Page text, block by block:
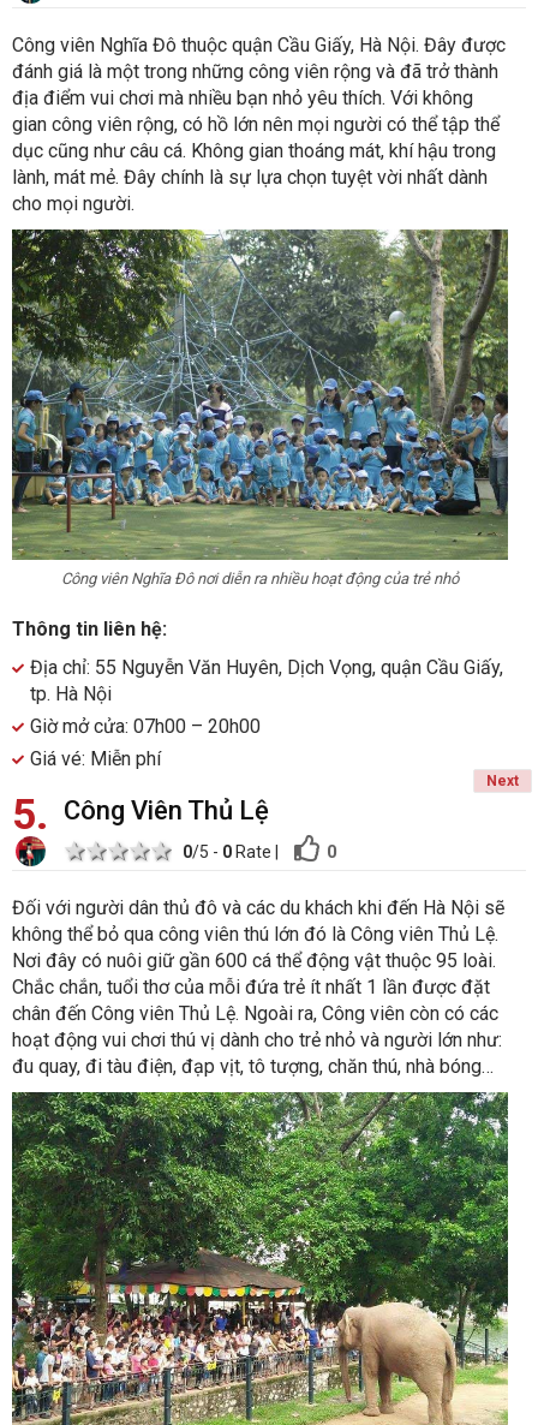
Công viên Nghĩa Đô thuộc quận Cầu Giấy, Hà Nội. Đây được
đánh giá là một trong những công viên rộng và đã trở thành
địa điểm vui chơi mà nhiều bạn nhỏ yêu thích. Với không
gian công viên rộng, có hồ lớn nên mọi người có thể tập thể
dục cũng như câu cá. Không gian thoáng mát, khí hậu trong
lành, mát mẻ. Đây chính là sự lựa chọn tuyệt vời nhất dành
cho mọi người.
Công viên Nghĩa Đô nơi diễn ra nhiều hoạt động của trẻ nhỏ
Thông tin liên hệ:
Địa chỉ: 55 Nguyễn Văn Huyên, Dịch Vọng, quận Cầu Giấy,
tp. Hà Nội
Giờ mở cửa: 07h00 – 20h00
Giá vé: Miễn phí
Next
5 Công Viên Thủ Lệ
5 stars
4 stars
3 stars
2 stars
1 star 0/5 - 0Rate 0
Đối với người dân thủ đô và các du khách khi đến Hà Nội sẽ
không thể bỏ qua công viên thú lớn đó là Công viên Thủ Lệ.
Nơi đây có nuôi giữ gần 600 cá thể động vật thuộc 95 loài.
Chắc chắn, tuổi thơ của mỗi đứa trẻ ít nhất 1 lần được đặt
chân đến Công viên Thủ Lệ. Ngoài ra, Công viên còn có các
hoạt động vui chơi thú vị dành cho trẻ nhỏ và người lớn như:
đu quay, đi tàu điện, đạp vịt, tô tượng, chăn thú, nhà bóng…